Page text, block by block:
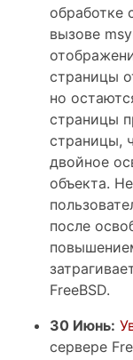
обработке
вызове
страницы
но
страницы
страницы,
двойное
объекта.
после
FreeBSD.
30 Июнь:
сервере